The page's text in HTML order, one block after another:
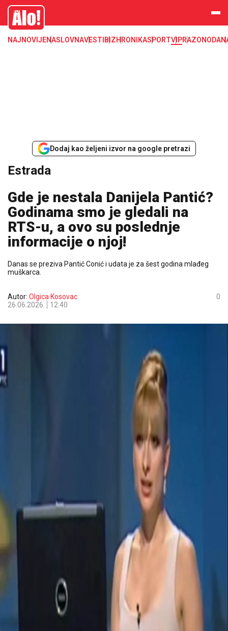
Estrada, poznati, VIP
Alo
NAJNOVIJENASLOVNAVESTI BIZHRONIKASPORTVIPRAZONODA
Dodaj kao željeni izvor na google pretrazi
Estrada
Gde je nestala Danijela Pantić?
Godinama smo je gledali na
RTS-u, a ovo su poslednje
informacije o njoj!
Danas se preziva Pantić Conić i udata je za šest godina mlađeg
muškarca.
Autor: Olgica Kosovac
26.06.2026.
12:40
0